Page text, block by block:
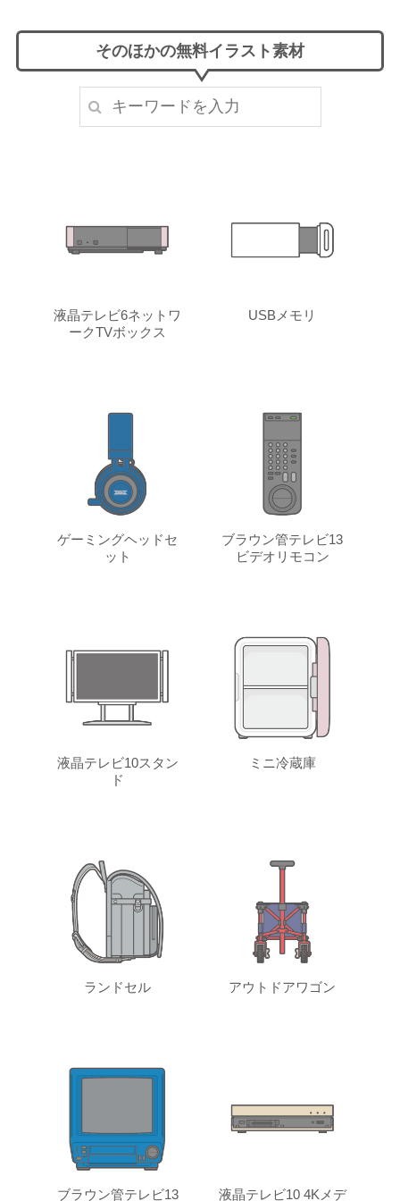
そのほかの無料イラスト素材
液晶テレビ6ネットワ
ークTVボックス
USBメモリ
ゲーミングヘッドセ
ット
ブラウン管テレビ13
ビデオリモコン
液晶テレビ10スタン
ド
ミニ冷蔵庫
ランドセル アウトドアワゴン
ブラウン管テレビ13 液晶テレビ10 4Kメデ